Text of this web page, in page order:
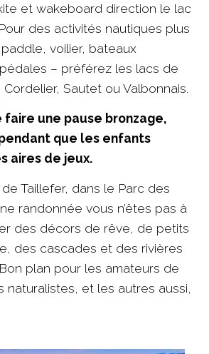
et wakeboard direction le lac
des activités nautiques plus
voilier, bateaux
– préférez les lacs de
Sautet ou Valbonnais.
faire une pause bronzage,
que les enfants
aires de jeux.
Taillefer, dans le Parc des
randonnée vous n’êtes pas à
des décors de rêve, de petits
des cascades et des rivières
plan pour les amateurs de
naturalistes, et les autres aussi,